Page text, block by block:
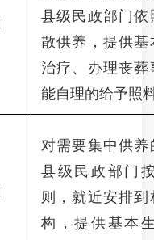
县级民政部门
散供养，提供
治疗、办理丧
能自理的给予照
对需要集中供
县级民政部门
则，就近安排
构，提供基本